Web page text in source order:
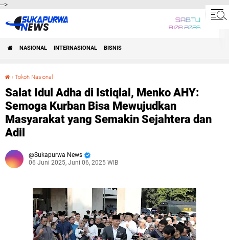
-->
SABTU
8 08 2026
NASIONAL INTERNASIONAL BISNIS
› Tokoh Nasional
Salat Idul Adha di Istiqlal, Menko AHY:
Semoga Kurban Bisa Mewujudkan
Masyarakat yang Semakin Sejahtera dan
Adil
Sukapurwa News
06 Juni 2025, Juni 06, 2025 WIB